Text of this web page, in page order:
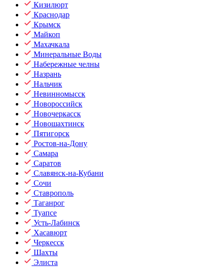
Кизилюрт
Краснодар
Крымск
Майкоп
Махачкала
Минеральные Воды
Набережные челны
Назрань
Нальчик
Невинномысск
Новороссийск
Новочеркасск
Новошахтинск
Пятигорск
Ростов-на-Дону
Самара
Саратов
Славянск-на-Кубани
Сочи
Ставрополь
Таганрог
Туапсе
Усть-Лабинск
Хасавюрт
Черкесск
Шахты
Элиста